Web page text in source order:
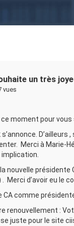
un très
vues
moment pour
Merci à Marie-
nouvelle présidente
Merci d’avoir eu le
CA comme
renouvellement :
juste pour le site